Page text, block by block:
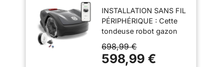
R4 pour 400 m² I
Batterie
INSTALLATION SANS FIL
PÉRIPHÉRIQUE : Cette
tondeuse robot gazon
délimitation, utilisant des
limites virtuelles –
698,99 €
598,99 €